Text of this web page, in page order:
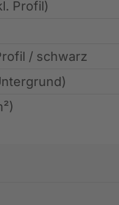
Profil)
/ schwarz